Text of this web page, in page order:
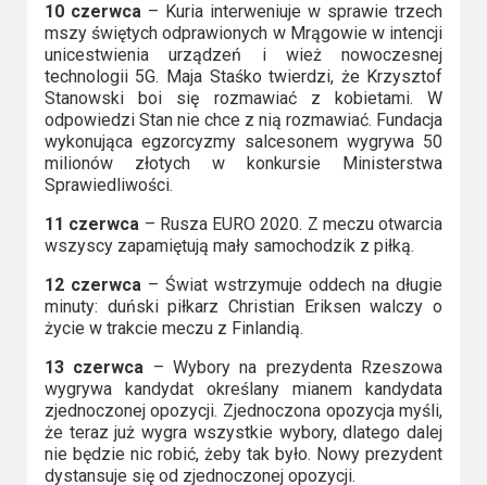
10 czerwca – Kuria interweniuje w sprawie trzech
mszy świętych odprawionych w Mrągowie w intencji
unicestwienia urządzeń i wież nowoczesnej
technologii 5G. Maja Staśko twierdzi, że Krzysztof
Stanowski boi się rozmawiać z kobietami. W
odpowiedzi Stan nie chce z nią rozmawiać. Fundacja
wykonująca egzorcyzmy salcesonem wygrywa 50
milionów złotych w konkursie Ministerstwa
Sprawiedliwości.
11 czerwca – Rusza EURO 2020. Z meczu otwarcia
wszyscy zapamiętują mały samochodzik z piłką.
12 czerwca – Świat wstrzymuje oddech na długie
minuty: duński piłkarz Christian Eriksen walczy o
życie w trakcie meczu z Finlandią.
13 czerwca – Wybory na prezydenta Rzeszowa
wygrywa kandydat określany mianem kandydata
zjednoczonej opozycji. Zjednoczona opozycja myśli,
że teraz już wygra wszystkie wybory, dlatego dalej
nie będzie nic robić, żeby tak było. Nowy prezydent
dystansuje się od zjednoczonej opozycji.